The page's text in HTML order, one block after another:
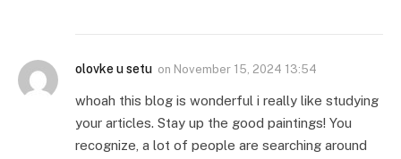
olovke u setu on November 15, 2024 13:54
whoah this blog is wonderful i really like studying
your articles. Stay up the good paintings! You
recognize, a lot of people are searching around